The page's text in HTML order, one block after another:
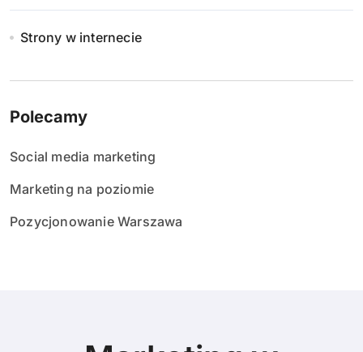
Strony w internecie
Polecamy
Social media marketing
Marketing na poziomie
Pozycjonowanie Warszawa